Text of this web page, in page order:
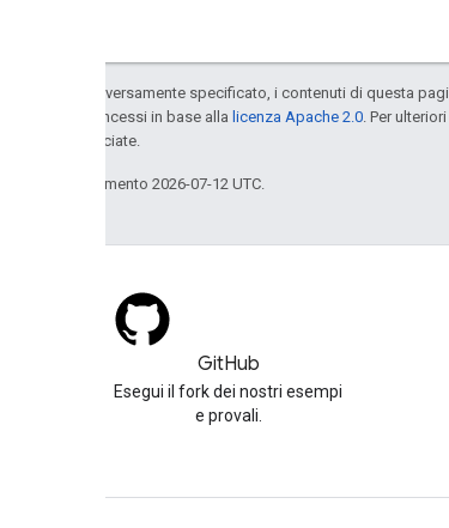
Salvo quando diversamente specificato, i contenuti di questa
codice sono concessi in base alla licenza Apache 2.0 . Per
delle sue consociate.
Ultimo aggiornamento 2026-07-12 UTC.
GitHub
Esegui il fork dei nostri esempi
e provali.